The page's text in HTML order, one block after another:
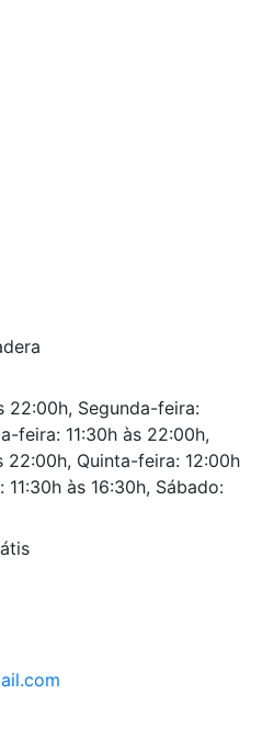
22:00h, Segunda-feira:
feira: 11:30h às 22:00h,
22:00h, Quinta-feira: 12:00h
às 16:30h, Sábado: